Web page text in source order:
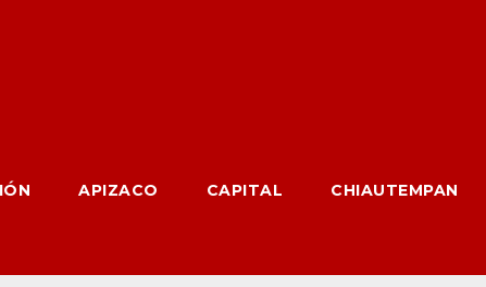
APIZACO CAPITAL CHIAUTEMPAN